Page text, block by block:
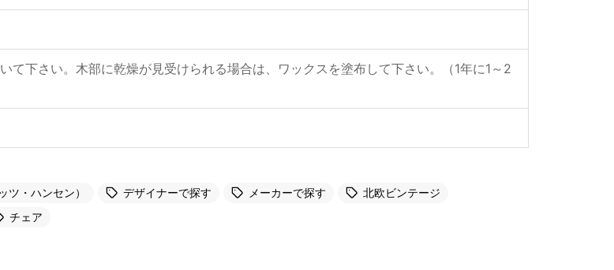
て下さい。木部に乾燥が見受けられる場合は、ワックスを塗布して下さい。（1年に1～2
ツ・ハンセン） デザイナーで探す メーカーで探す
北欧ビンテージ
チェア